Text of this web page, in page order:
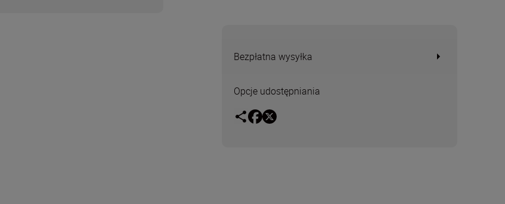
Bezpłatna wysyłka
Opcje udostępniania